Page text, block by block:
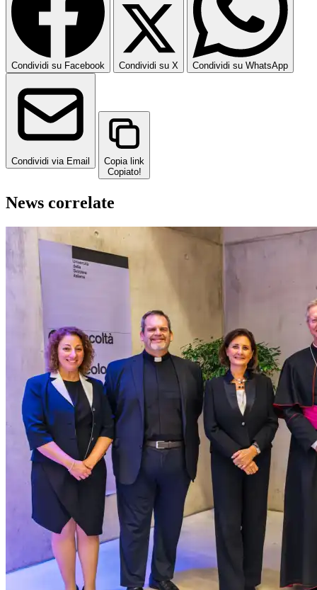
Condividi su Facebook Condividi su X Condividi su WhatsApp
Condividi via Email
Copia link
Copiato!
News correlate